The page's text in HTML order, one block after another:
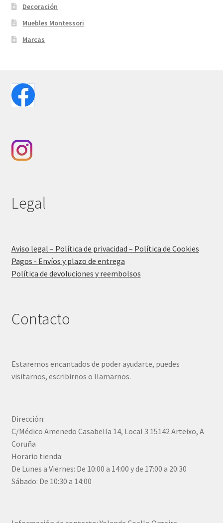
Decoración
Muebles Montessori
Marcas
Legal
Aviso legal – Política de privacidad – Política de Cookies
Pagos - Envíos y plazo de entrega
Política de devoluciones y reembolsos
Contacto
Estaremos encantados de poder ayudarte, puedes
visitarnos, escribirnos o llamarnos.
Dirección:
C/Médico Amenedo Casabella 14, Local 3 15142 Arteixo, A
Coruña
Horario tienda:
De Lunes a Viernes: De 10:00 a 14:00 y de 17:00 a 20:30
Sábado: De 10:30 a 14:00